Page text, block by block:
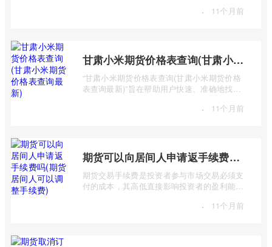
· 11个月前
甘肃小米期货价格表查询(甘肃小米期货价格表查询最新)
“甘肃小米期货价格表查询(甘肃小米期货价格
表查询最新)”旨在帮助用户快速、准确地找到
· 11个月前
期货可以向居间人申请返手续费吗(期货居间人可以调整手续费)
期货交易手续费是投资者参与市场交易必须支
付的成本，其高低直接影响投资者的盈利能
· 11个月前